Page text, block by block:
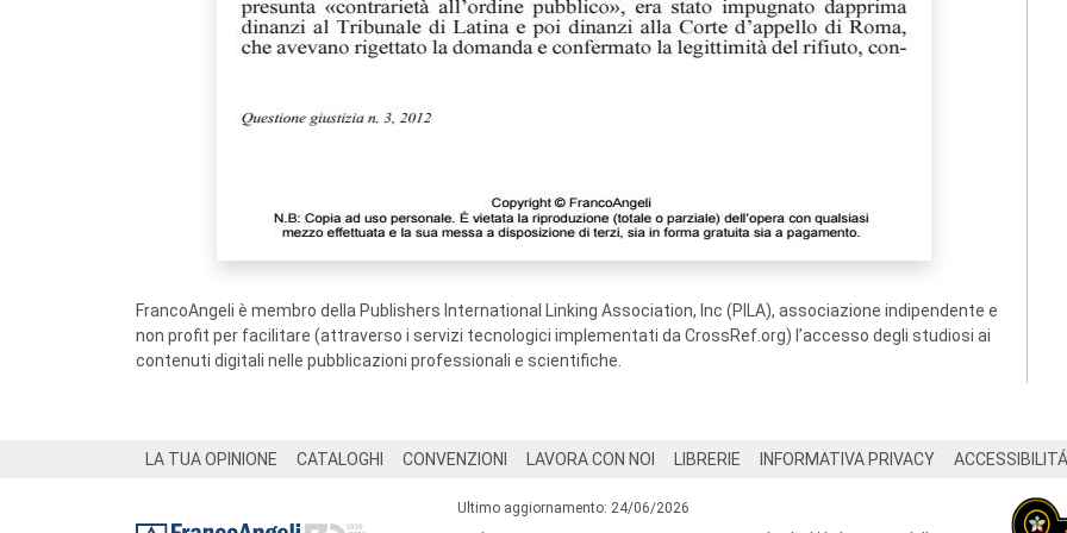
FrancoAngeli è membro della Publishers International Linking Association, Inc (PILA), associazione indipendente e
non profit per facilitare (attraverso i servizi tecnologici implementati da CrossRef.org) l’accesso degli studiosi ai
contenuti digitali nelle pubblicazioni professionali e scientifiche.
LA TUA OPINIONE CATALOGHI CONVENZIONI LAVORA CON NOI LIBRERIE INFORMATIVA PRIVACY ACCESSIBILITÁ
Ultimo aggiornamento: 24/06/2026